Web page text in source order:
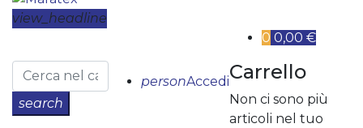
view_headline
search
personAccedi
0 0,00 €
Carrello
Non ci sono più
articoli nel tuo